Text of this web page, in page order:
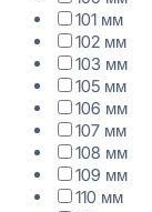
101 мм
102 мм
103 мм
105 мм
106 мм
107 мм
108 мм
109 мм
110 мм